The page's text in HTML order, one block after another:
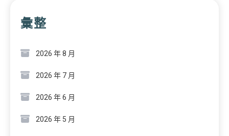
彙整
2026 年 8 月
2026 年 7 月
2026 年 6 月
2026 年 5 月